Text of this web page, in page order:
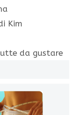
Kim
da gustare